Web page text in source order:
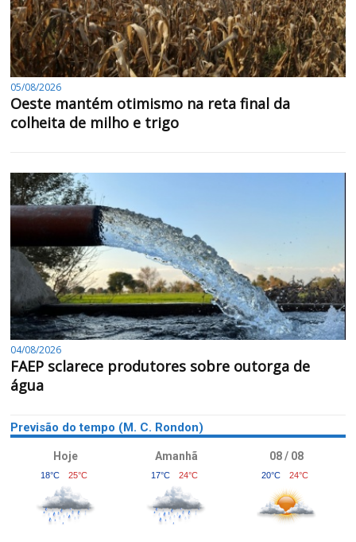
05/08/2026
Oeste mantém otimismo na reta final da
colheita de milho e trigo
04/08/2026
FAEP sclarece produtores sobre outorga de
água
Previsão do tempo (M. C. Rondon)
Hoje
18°C 25°C
Amanhã
17°C 24°C
08 / 08
20°C 24°C